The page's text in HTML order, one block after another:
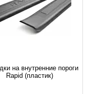
на внутренние пороги
Rapid (пластик)